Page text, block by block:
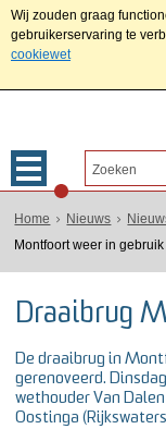
Wij zouden graag
gebruikerservaring te
cookiewet
Home Nieuws
Montfoort weer in gebruik
Draaibrug
De draaibrug in
gerenoveerd.
wethouder Van
Oostinga